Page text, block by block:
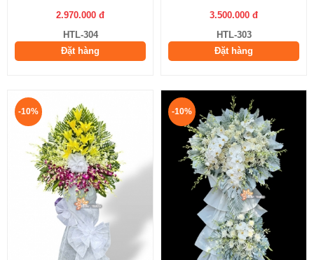
2.970.000 đ
HTL-304
Đặt hàng
3.500.000 đ
HTL-303
Đặt hàng
-10% -10%